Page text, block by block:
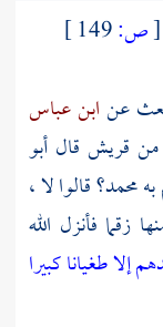
[ص:
عنابن عباس
قريش قال أبو
محمد؟قالوا لا ،
زقما فأنزل الله
إلا طغيانا كبيرا